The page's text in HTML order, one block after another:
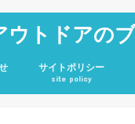
トドアの
サイトポリシー
site policy